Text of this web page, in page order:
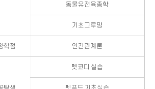
동물유전육종학
기초그루밍
학점 인간관계론
펫코디 실습